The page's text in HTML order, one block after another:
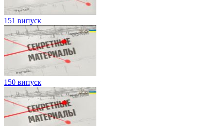
151 випуск
150 випуск